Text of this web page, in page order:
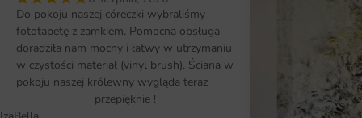
Do pokoju naszej córeczki wybraliśmy
fototapetę z zamkiem. Pomocna obsługa
doradziła nam mocny i łatwy w utrzymaniu
w czystości materiał (vinyl brush). Ściana w
pokoju naszej królewny wygląda teraz
przepięknie !